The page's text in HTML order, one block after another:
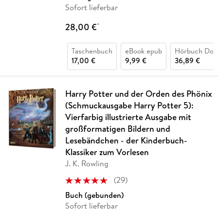
Sofort lieferbar
28,00 €*
Taschenbuch
17,00 €
eBook epub
9,99 €
Hörbuch
36,89 €
Harry Potter und der Orden des Phönix
(Schmuckausgabe Harry Potter 5):
Vierfarbig illustrierte Ausgabe mit
großformatigen Bildern und
Lesebändchen - der Kinderbuch-
Klassiker zum Vorlesen
J. K. Rowling
(29)
Buch (gebunden)
Sofort lieferbar